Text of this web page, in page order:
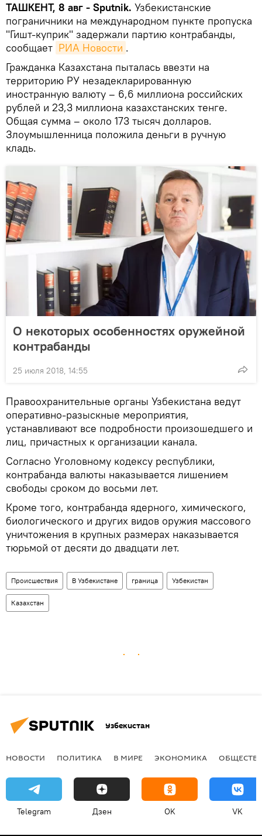
ТАШКЕНТ, 8 авг - Sputnik. Узбекистанские
пограничники на международном пункте пропуска
"Гишт-куприк" задержали партию контрабанды,
сообщает РИА Новости .
Гражданка Казахстана пыталась ввезти на
территорию РУ незадекларированную
иностранную валюту – 6,6 миллиона российских
рублей и 23,3 миллиона казахстанских тенге.
Общая сумма – около 173 тысяч долларов.
Злоумышленница положила деньги в ручную
кладь.
О некоторых особенностях оружейной
контрабанды
25 июля 2018, 14:55
Правоохранительные органы Узбекистана ведут
оперативно-разыскные мероприятия,
устанавливают все подробности произошедшего и
лиц, причастных к организации канала.
Согласно Уголовному кодексу республики,
контрабанда валюты наказывается лишением
свободы сроком до восьми лет.
Кроме того, контрабанда ядерного, химического,
биологического и других видов оружия массового
уничтожения в крупных размерах наказывается
тюрьмой от десяти до двадцати лет.
Происшествия В Узбекистане граница Узбекистан
Казахстан
Узбекистан
НОВОСТИ ПОЛИТИКА В МИРЕ ЭКОНОМИКА
Telegram Дзен OK VK